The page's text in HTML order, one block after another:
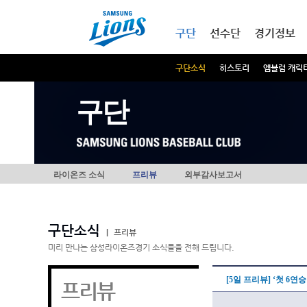
구단
구단소식 히스토리 엠블럼 캐릭
선수단 경기정보
구단
라이온즈 소식 프리뷰 외부감사보고서
구단소식
프리뷰
미리 만나는 삼성라이온즈경기 소식들을 전해 드립니다.
프리뷰 [5일 프리뷰] ‘첫 6연